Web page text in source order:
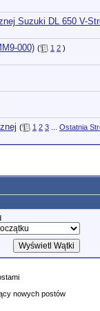
Suzuki DL 650 V-
000) ( 1 2 )
( 1 2 3 Ostatnia
nowych postów